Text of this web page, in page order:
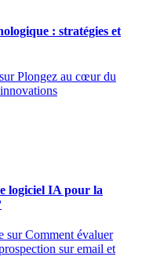
: stratégies et
sur Plongez au cœur du
logiciel IA pour la
sur Comment évaluer
sur email et